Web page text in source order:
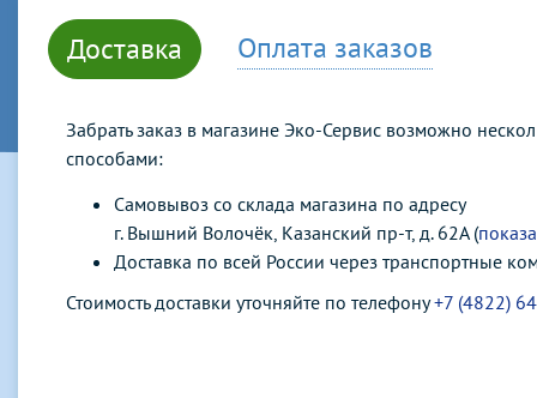
Доставка Оплата заказов
Забрать заказ в магазине Эко-Сервис возможно
способами:
Самовывоз со склада магазина по адресу
г. Вышний Волочёк, Казанский пр-т, д. 62А (
Доставка по всей России через транспортные
Стоимость доставки уточняйте по телефону+7 (4822)